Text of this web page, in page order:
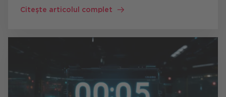
europene suverane a datelor - însă
Citește articolul complet